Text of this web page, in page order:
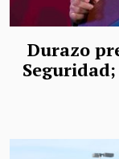
Durazo